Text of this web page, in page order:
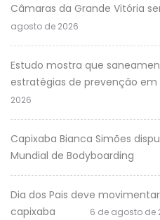
Câmaras da Grande Vitória
agosto de 2026
Estudo mostra que
estratégias de prevenção em
2026
Capixaba Bianca Simões
Mundial de Bodyboarding
Dia dos Pais deve
capixaba
6 de agosto de